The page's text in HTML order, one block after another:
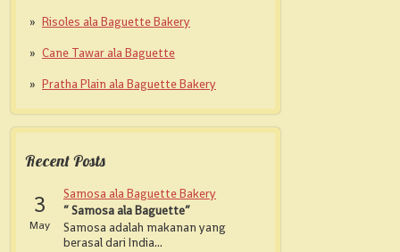
Risoles ala Baguette Bakery
Cane Tawar ala Baguette
Pratha Plain ala Baguette Bakery
Recent Posts
3
May
Samosa ala Baguette Bakery
” Samosa ala Baguette”
Samosa adalah makanan yang
berasal dari India...